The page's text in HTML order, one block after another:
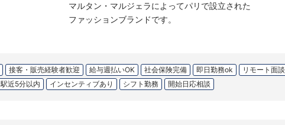
マルタン・マルジェラによってパリで設立された
ファッションブランドです。
接客・販売経験者歓迎 給与週払いOK 社会保険完備 即日勤務ok リモート面談
駅近5分以内 インセンティブあり シフト勤務 開始日応相談